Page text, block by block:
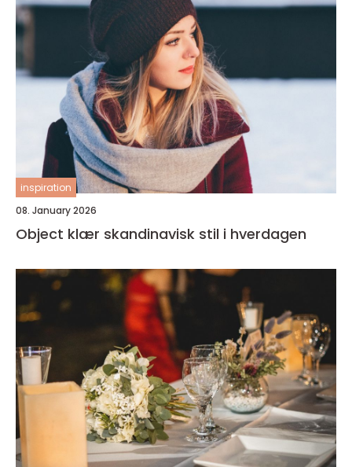
inspiration
08. January 2026
Object klær skandinavisk stil i hverdagen